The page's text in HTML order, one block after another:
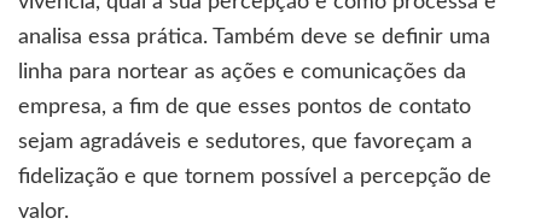
analisa essa prática. Também deve se definir uma
linha para nortear as ações e comunicações da
empresa, a fim de que esses pontos de contato
sejam agradáveis e sedutores, que favoreçam a
fidelização e que tornem possível a percepção de
valor.